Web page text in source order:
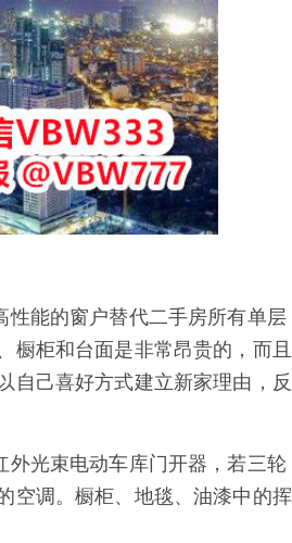
能的窗户替代二手房所有单层
橱柜和台面是非常昂贵的，而且
自己喜好方式建立新家理由，反
光束电动车库门开器，若三轮
空调。橱柜、地毯、油漆中的挥